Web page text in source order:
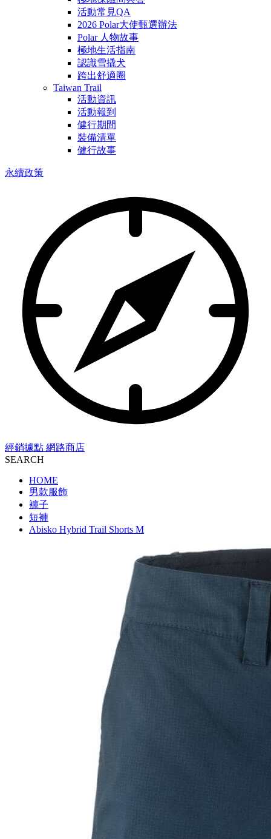
活動常見QA
2026 Polar大使甄選辦法
Polar 人物故事
極地生活指南
認識雪撬犬
跨出舒適圈
Taiwan Trail
活動資訊
活動報到
健行期間
裝備清單
健行故事
永續政策
經銷據點 網路商店
SEARCH
HOME
男款服飾
褲子
短褲
Abisko Hybrid Trail Shorts M